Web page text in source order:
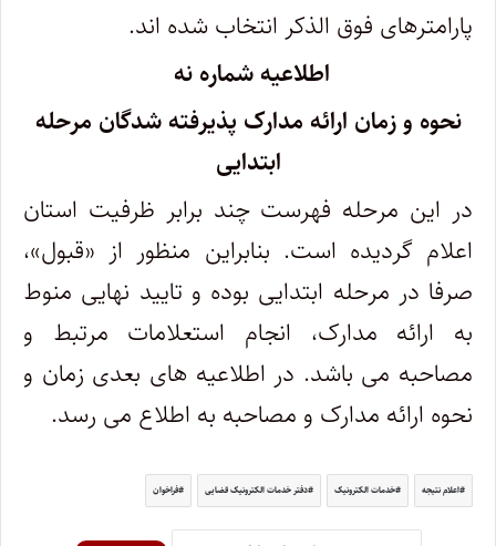
پارامترهای فوق الذکر انتخاب شده اند.
اطلاعیه شماره نه
نحوه و زمان ارائه مدارک پذیرفته شدگان مرحله
ابتدایی
در این مرحله فهرست چند برابر ظرفیت استان
اعلام گردیده است. بنابراین منظور از «قبول»،
صرفا در مرحله ابتدایی بوده و تایید نهایی منوط
به ارائه مدارک، انجام استعلامات مرتبط و
مصاحبه می باشد. در اطلاعیه های بعدی زمان و
نحوه ارائه مدارک و مصاحبه به اطلاع می رسد.
اعلام نتیجه خدمات الکترونیک دفتر خدمات الکترونیک قضایی فراخوان